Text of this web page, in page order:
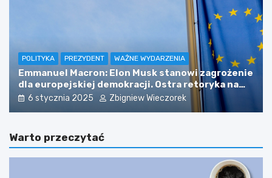
POLITYKA PREZYDENT WAŻNE WYDARZENIA
Emmanuel Macron: Elon Musk stanowi zagrożenie
dla europejskiej demokracji. Ostra retoryka na
zebraniu ambasadorów
6 stycznia 2025 Zbigniew Wieczorek
Warto przeczytać